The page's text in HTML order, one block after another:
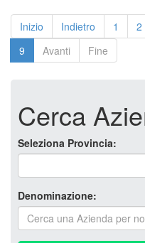
Inizio Indietro 1 2
9
Avanti Fine
Cerca
Seleziona Provincia:
Denominazione: